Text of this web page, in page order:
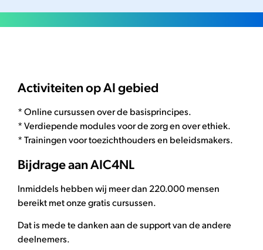
Activiteiten op AI gebied
* Online cursussen over de basisprincipes.
* Verdiepende modules voor de zorg en over ethiek.
* Trainingen voor toezichthouders en beleidsmakers.
Bijdrage aan AIC4NL
Inmiddels hebben wij meer dan 220.000 mensen
bereikt met onze gratis cursussen.
Dat is mede te danken aan de support van de andere
deelnemers.